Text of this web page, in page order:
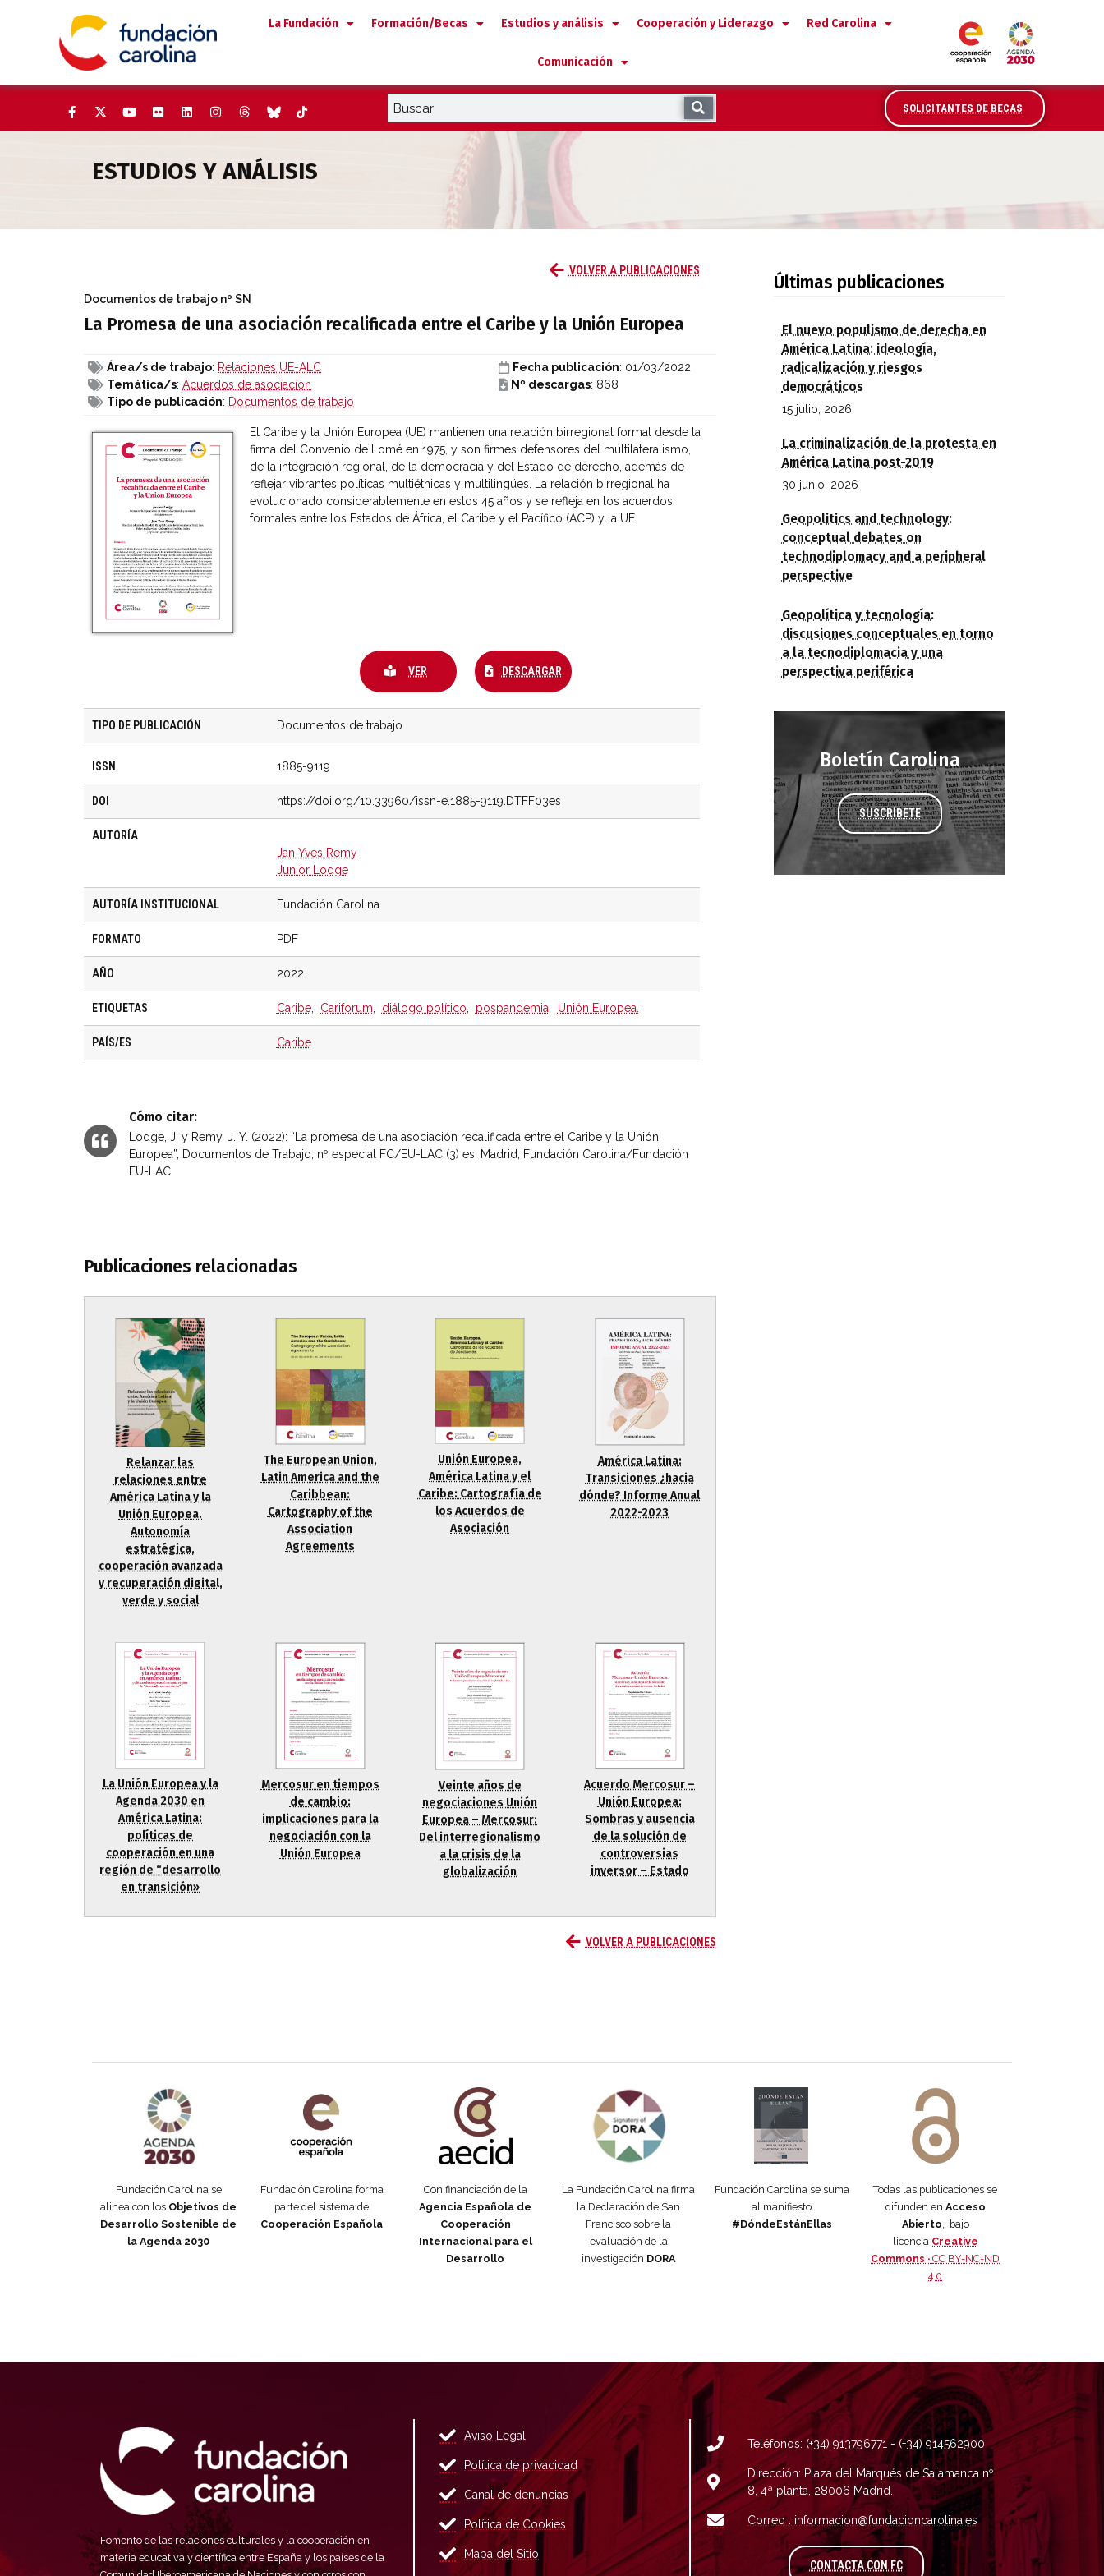
La Fundación Formación/Becas Estudios y análisis Cooperación y Liderazgo Red Carolina
Comunicación
SOLICITANTES DE BECAS
ESTUDIOS Y ANÁLISIS
La Promesa de una asociación recalificada entre el Caribe y la Unión Europea
VOLVER A PUBLICACIONES
Documentos de trabajo nº SN
La Promesa de una asociación recalificada entre el Caribe y la Unión Europea
Área/s de trabajo: Relaciones UE-ALC
Temática/s: Acuerdos de asociación
Tipo de publicación: Documentos de trabajo
Fecha publicación: 01/03/2022
Nº descargas: 868
El Caribe y la Unión Europea (UE) mantienen una relación birregional formal desde la
firma del Convenio de Lomé en 1975, y son firmes defensores del multilateralismo,
de la integración regional, de la democracia y del Estado de derecho, además de
reflejar vibrantes políticas multiétnicas y multilingües. La relación birregional ha
evolucionado considerablemente en estos 45 años y se refleja en los acuerdos
formales entre los Estados de África, el Caribe y el Pacífico (ACP) y la UE.
VER DESCARGAR
TIPO DE PUBLICACIÓN Documentos de trabajo
ISSN 1885-9119
DOI https://doi.org/10.33960/issn-e.1885-9119.DTFF03es
AUTORÍA
Jan Yves Remy
Junior Lodge
AUTORÍA INSTITUCIONAL Fundación Carolina
FORMATO PDF
AÑO 2022
ETIQUETAS Caribe, Cariforum, diálogo político, pospandemia, Unión Europea.
PAÍS/ES Caribe
Cómo citar:
Lodge, J. y Remy, J. Y. (2022): “La promesa de una asociación recalificada entre el Caribe y la Unión
Europea”, Documentos de Trabajo, nº especial FC/EU-LAC (3) es, Madrid, Fundación Carolina/Fundación
EU-LAC
Publicaciones relacionadas
Relanzar las
relaciones entre
América Latina y la
Unión Europea.
Autonomía
estratégica,
cooperación avanzada
y recuperación digital,
verde y social
The European Union,
Latin America and the
Caribbean:
Cartography of the
Association
Agreements
Unión Europea,
América Latina y el
Caribe: Cartografía de
los Acuerdos de
Asociación
América Latina:
Transiciones ¿hacia
dónde? Informe Anual
2022-2023
La Unión Europea y la
Agenda 2030 en
América Latina:
políticas de
cooperación en una
región de “desarrollo
en transición»
Mercosur en tiempos
de cambio:
implicaciones para la
negociación con la
Unión Europea
Veinte años de
negociaciones Unión
Europea – Mercosur:
Del interregionalismo
a la crisis de la
globalización
Acuerdo Mercosur –
Unión Europea:
Sombras y ausencia
de la solución de
controversias
inversor – Estado
VOLVER A PUBLICACIONES
Últimas publicaciones
El nuevo populismo de derecha en
América Latina: ideología,
radicalización y riesgos
democráticos
15 julio, 2026
La criminalización de la protesta en
América Latina post-2019
30 junio, 2026
Geopolitics and technology:
conceptual debates on
technodiplomacy and a peripheral
perspective
Geopolítica y tecnología:
discusiones conceptuales en torno
a la tecnodiplomacia y una
perspectiva periférica
Boletín Carolina
SUSCRÍBETE
Fundación Carolina se
alinea con los Objetivos de
Desarrollo Sostenible de
la Agenda 2030
Fundación Carolina forma
parte del sistema de
Cooperación Española
Con financiación de la
Agencia Española de
Cooperación
Internacional para el
Desarrollo
La Fundación Carolina firma
la Declaración de San
Francisco sobre la
evaluación de la
investigación DORA
Fundación Carolina se suma
al manifiesto
#DóndeEstánEllas
Todas las publicaciones se
difunden en Acceso
Abierto , bajo
licencia Creative
Commons ·CC BY-NC-ND
4.0
Fomento de las relaciones culturales y la cooperación en
materia educativa y científica entre España y los países de la
Aviso Legal
Política de privacidad
Canal de denuncias
Política de Cookies
Mapa del Sitio
Teléfonos: (+34) 913796771 - (+34) 914562900
Dirección: Plaza del Marqués de Salamanca nº
8, 4ª planta, 28006 Madrid.
Correo : informacion@fundacioncarolina.es
CONTACTA CON FCA TRAVÉS DEL FORMULARIO DE